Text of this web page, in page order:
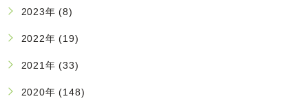
2023年 (8)
2022年 (19)
2021年 (33)
2020年 (148)